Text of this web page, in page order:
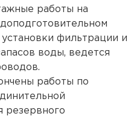
работы на
фильтрации и
воды, ведется
работы по
резервного